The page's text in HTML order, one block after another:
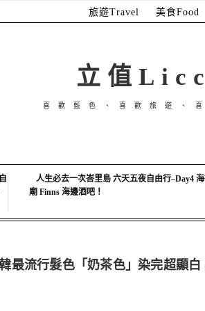
旅遊Travel 美食Food
立值
喜歡藍色、喜歡旅遊
人生必去一次峇里島 六天五夜自由行–Day4
廟 Finns 海邊酒吧！
最流行髮色「奶茶色」染完超顯